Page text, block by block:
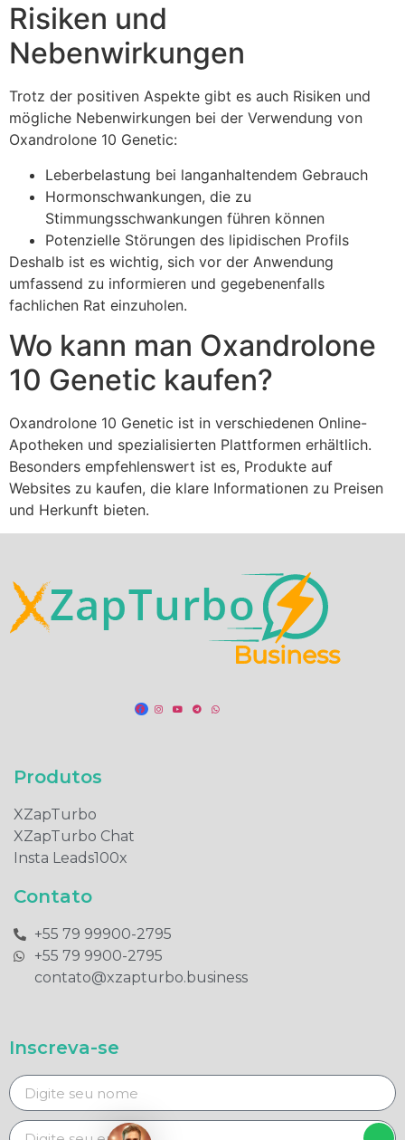
Risiken und
Nebenwirkungen
Trotz der positiven Aspekte gibt es auch Risiken und
mögliche Nebenwirkungen bei der Verwendung von
Oxandrolone 10 Genetic:
Leberbelastung bei langanhaltendem Gebrauch
Hormonschwankungen, die zu
Stimmungsschwankungen führen können
Potenzielle Störungen des lipidischen Profils
Deshalb ist es wichtig, sich vor der Anwendung
umfassend zu informieren und gegebenenfalls
fachlichen Rat einzuholen.
Wo kann man Oxandrolone
10 Genetic kaufen?
Oxandrolone 10 Genetic ist in verschiedenen Online-
Apotheken und spezialisierten Plattformen erhältlich.
Besonders empfehlenswert ist es, Produkte auf
Websites zu kaufen, die klare Informationen zu Preisen
und Herkunft bieten.
Produtos​
XZapTurbo
XZapTurbo Chat
Insta Leads100x
Contato
+55 79 99900-2795​
+55 79 9900-2795​
contato@xzapturbo.business
Inscreva-se